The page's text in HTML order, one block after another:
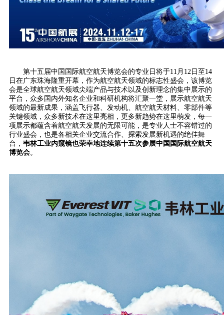
第十五届中国国际航空航天博览会的专业日将于11月12日至14
日在广东珠海隆重开幕，作为航空航天领域的标志性盛会，该博览
会是全球航空航天领域尖端产品与技术以及创新理念的集中展示的
平台，众多国内外知名企业和科研机构将汇聚一堂，展示航空航天
领域的最新成果，涵盖飞行器、发动机、航空航天材料、零部件等
关键领域，众多新技术在这里亮相，更多新趋势在这里萌发，每一
项展示都蕴含着航空航天发展的无限可能，是专业人士不容错过的
行业盛会，也是各相关企业交流合作、探索发展新机遇的绝佳舞
台， 韦林工业内窥镜也荣幸地连续第十五次参展中国国际航空航天
博览会。